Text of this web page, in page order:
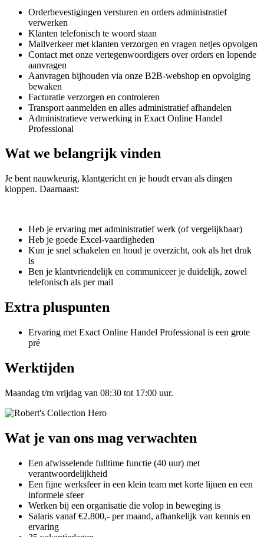
Orderbevestigingen versturen en orders administratief
verwerken
Klanten telefonisch te woord staan
Mailverkeer met klanten verzorgen en vragen netjes opvolgen
Contact met onze vertegenwoordigers over orders en lopende
aanvragen
Aanvragen bijhouden via onze B2B-webshop en opvolging
bewaken
Facturatie verzorgen en controleren
Transport aanmelden en alles administratief afhandelen
Administratieve verwerking in Exact Online Handel
Professional
Wat we belangrijk vinden
Je bent nauwkeurig, klantgericht en je houdt ervan als dingen
kloppen. Daarnaast:
Heb je ervaring met administratief werk (of vergelijkbaar)
Heb je goede Excel-vaardigheden
Kun je snel schakelen en houd je overzicht, ook als het druk
is
Ben je klantvriendelijk en communiceer je duidelijk, zowel
telefonisch als per mail
Extra pluspunten
Ervaring met Exact Online Handel Professional is een grote
pré
Werktijden
Maandag t/m vrijdag van 08:30 tot 17:00 uur.
Wat je van ons mag verwachten
Een afwisselende fulltime functie (40 uur) met
verantwoordelijkheid
Een fijne werksfeer in een klein team met korte lijnen en een
informele sfeer
Werken bij een organisatie die volop in beweging is
Salaris vanaf €2.800,- per maand, afhankelijk van kennis en
ervaring